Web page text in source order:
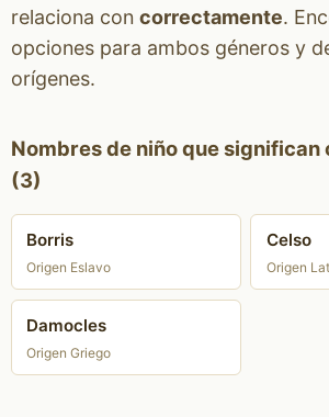
relaciona con correctamente.
opciones para ambos géneros y
orígenes.
Nombres de niño que
(3)
Borris
Origen Eslavo
Celso
Origen
Damocles
Origen Griego